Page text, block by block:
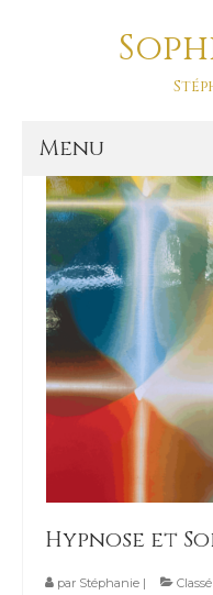
Menu
Accueil
Prestations
SOPHRO
Sophro
La sophrologie
La
améliorer sa vie
Hypnose et
par Stéphanie |